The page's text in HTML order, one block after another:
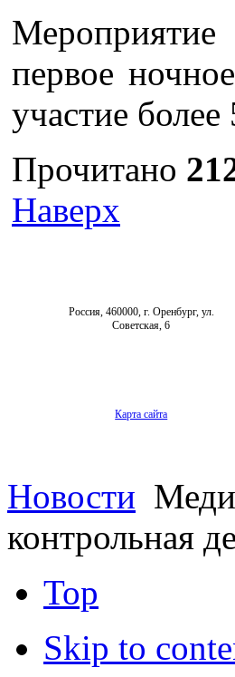
первое
участие более
Прочитано
Наверх
Россия, 460000, г. Оренбург, ул.
Советская, 6
Карта сайта
Новости
контрольная
Top
Skip to